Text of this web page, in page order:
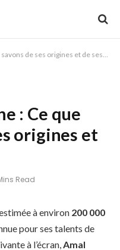
de ses origines et de ses racines
: Ce que
origines et
Read
à environ 200 000
pour ses talents de
à l’écran,Amal